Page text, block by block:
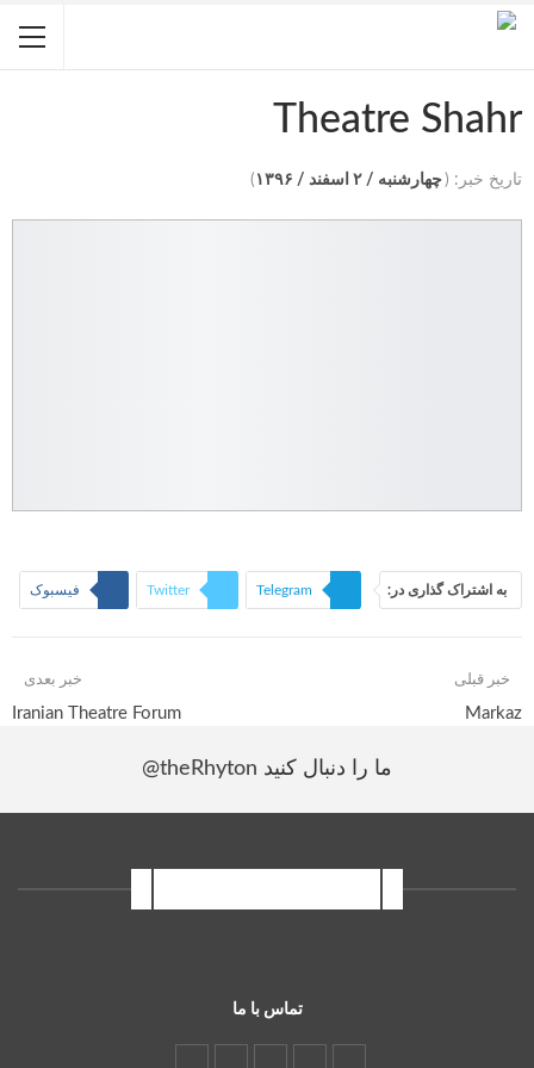
Theatre Shahr
تاریخ خبر: ( چهارشنبه / ۲ اسفند / ۱۳۹۶ )
به اشتراک گذاری در: Telegram
Twitter فیسبوک
خبر قبلی
Markaz
خبر بعدی
Iranian Theatre Forum
ما را دنبال کنید @theRhyton
تماس با ما